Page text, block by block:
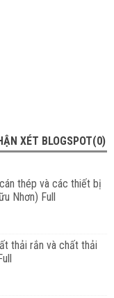
XÉT BLOGSPOT(0)
thép và các thiết bị
Nhơn) Full
thải rắn và chất thải